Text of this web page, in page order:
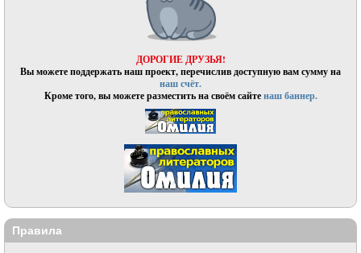
ДОРОГИЕ ДРУЗЬЯ!
Вы можете поддержать наш проект, перечислив доступную вам сумму на
наш счёт.
Кроме того, вы можете разместить на своём сайтенаш баннер.
Правила